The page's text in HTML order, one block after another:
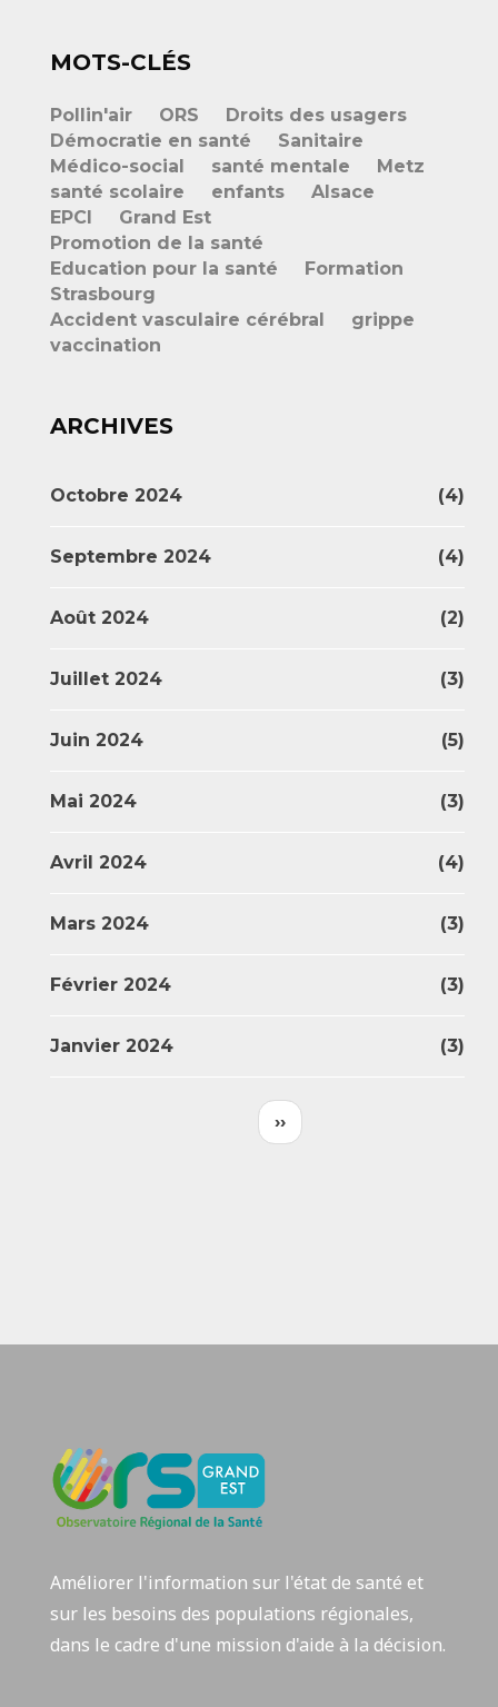
MOTS-CLÉS
Pollin'air ORS
Droits des usagers
Démocratie en santé
Sanitaire
Médico-social
santé mentale
Metz
santé scolaire
enfants
Alsace
EPCI
Grand Est
Promotion de la santé
Education pour la santé
Formation
Strasbourg
Accident vasculaire cérébral
grippe
vaccination
ARCHIVES
Octobre 2024 (4)
Septembre 2024 (4)
Août 2024 (2)
Juillet 2024 (3)
Juin 2024 (5)
Mai 2024 (3)
Avril 2024 (4)
Mars 2024 (3)
Février 2024 (3)
Janvier 2024 (3)
Page
‹‹
Page
››
Améliorer l'information sur l'état de santé et
sur les besoins des populations régionales,
dans le cadre d'une mission d'aide à la décision.